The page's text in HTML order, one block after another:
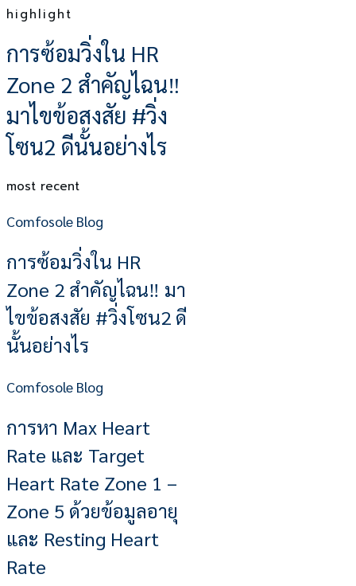
highlight
การซ้อมวิ่งใน HR
Zone 2 สำคัญไฉน‼
มาไขข้อสงสัย #วิ่ง
โซน2 ดีนั้นอย่างไร
most recent
Comfosole Blog
การซ้อมวิ่งใน HR
Zone 2 สำคัญไฉน‼ มา
ไขข้อสงสัย #วิ่งโซน2 ดี
นั้นอย่างไร
Comfosole Blog
การหา Max Heart
Rate และ Target
Heart Rate Zone 1 –
Zone 5 ด้วยข้อมูลอายุ
และ Resting Heart
Rate